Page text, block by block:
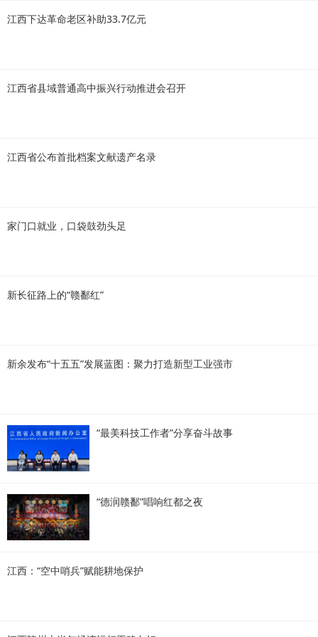
江西下达革命老区补助33.7亿元
江西省县域普通高中振兴行动推进会召开
江西省公布首批档案文献遗产名录
家门口就业，口袋鼓劲头足
新长征路上的“赣鄱红”
新余发布“十五五”发展蓝图：聚力打造新型工业强市
“最美科技工作者”分享奋斗故事
“德润赣鄱”唱响红都之夜
江西：“空中哨兵”赋能耕地保护